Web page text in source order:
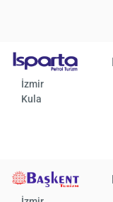
İzmir
Kula